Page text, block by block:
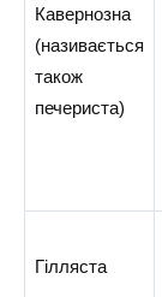
Кавернозна
(називається
також
печериста)
Гілляста